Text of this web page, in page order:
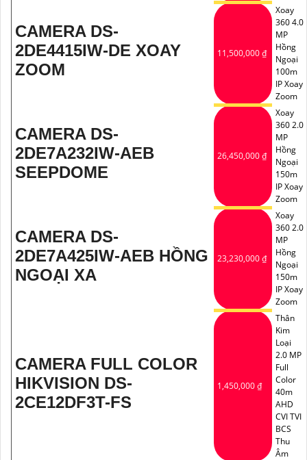
CAMERA DS-
2DE4415IW-DE XOAY
ZOOM
11,500,000 ₫
Xoay
360 4.0
MP
Hồng
Ngoại
100m
IP Xoay
Zoom
CAMERA DS-
2DE7A232IW-AEB
SEEPDOME
26,450,000 ₫
Xoay
360 2.0
MP
Hồng
Ngoại
150m
IP Xoay
Zoom
CAMERA DS-
2DE7A425IW-AEB HỒNG
NGOẠI XA
23,230,000 ₫
Xoay
360 2.0
MP
Hồng
Ngoại
150m
IP Xoay
Zoom
CAMERA FULL COLOR
HIKVISION DS-
2CE12DF3T-FS
1,450,000 ₫
Thân
Kim
Loại
2.0 MP
Full
Color
40m
AHD
CVI TVI
BCS
Thu
Âm